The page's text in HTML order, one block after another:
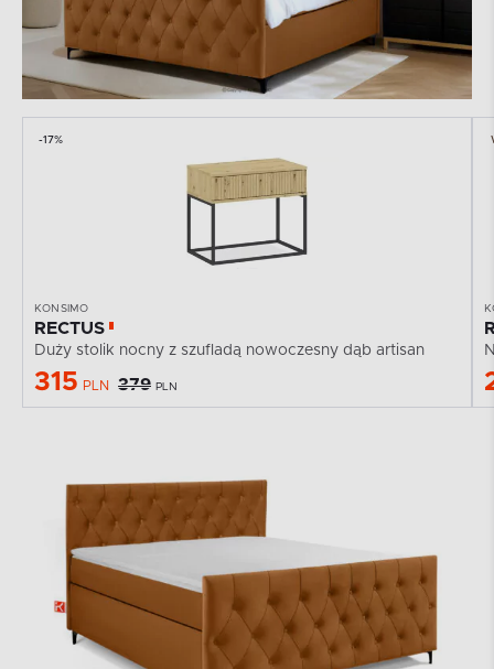
-17%
KONSIMO
RECTUS
Duży stolik nocny z szufladą nowoczesny dąb artisan
315 PLN 379 PLN